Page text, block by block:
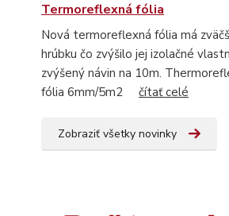
Termoreflexná fólia
Nová termoreflexná fólia má
hrúbku čo zvýšilo jej izolačné
zvýšený návin na 10m.
fólia 6mm/5m2 čítať celé
Zobraziť všetky novinky